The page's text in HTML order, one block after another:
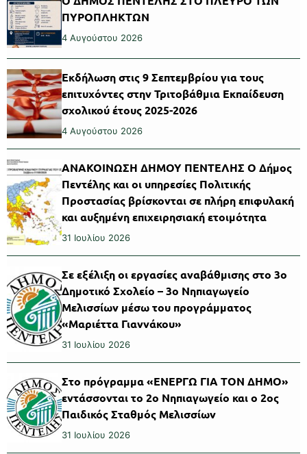
ΠΥΡΟΠΛΗΚΤΩΝ
4 Αυγούστου 2026
Εκδήλωση στις 9 Σεπτεμβρίου για τους
επιτυχόντες στην Τριτοβάθμια Εκπαίδευση
σχολικού έτους 2025-2026
4 Αυγούστου 2026
ΑΝΑΚΟΙΝΩΣΗ ΔΗΜΟΥ ΠΕΝΤΕΛΗΣ Ο Δήμος
Πεντέλης και οι υπηρεσίες Πολιτικής
Προστασίας βρίσκονται σε πλήρη επιφυλακή
και αυξημένη επιχειρησιακή ετοιμότητα
31 Ιουλίου 2026
Σε εξέλιξη οι εργασίες αναβάθμισης στο 3ο
Δημοτικό Σχολείο – 3ο Νηπιαγωγείο
Μελισσίων μέσω του προγράμματος
«Μαριέττα Γιαννάκου»
31 Ιουλίου 2026
Στο πρόγραμμα «ΕΝΕΡΓΩ ΓΙΑ ΤΟΝ ΔΗΜΟ»
εντάσσονται το 2ο Νηπιαγωγείο και ο 2ος
Παιδικός Σταθμός Μελισσίων
31 Ιουλίου 2026